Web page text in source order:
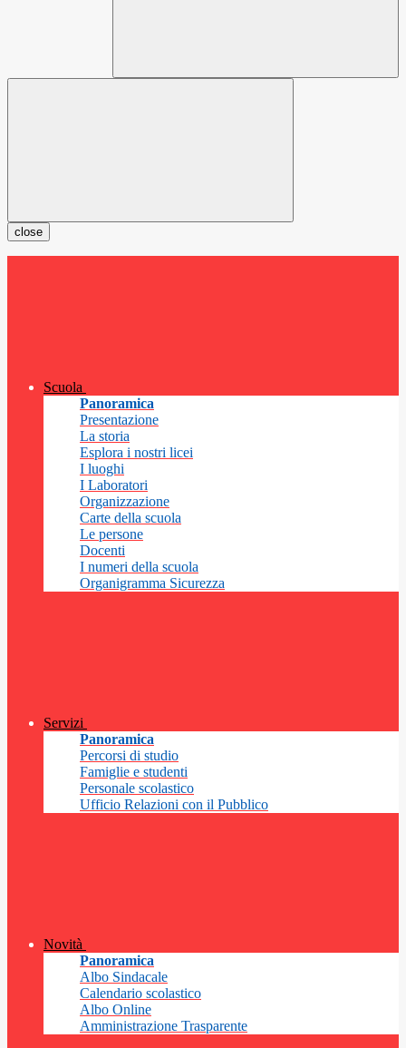
close
Scuola
Panoramica
Presentazione
La storia
Esplora i nostri licei
I luoghi
I Laboratori
Organizzazione
Carte della scuola
Le persone
Docenti
I numeri della scuola
Organigramma Sicurezza
Servizi
Panoramica
Percorsi di studio
Famiglie e studenti
Personale scolastico
Ufficio Relazioni con il Pubblico
Novità
Panoramica
Albo Sindacale
Calendario scolastico
Albo Online
Amministrazione Trasparente